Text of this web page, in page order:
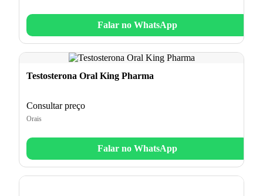
Falar no WhatsApp
Testosterona Oral King Pharma
Consultar preço
Orais
Falar no WhatsApp